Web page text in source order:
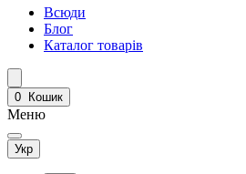
Всюди
Блог
Каталог товарів
0 Кошик
Меню
Укр